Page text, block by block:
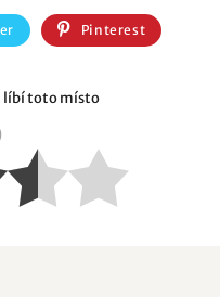
líbí toto místo
Pinterest